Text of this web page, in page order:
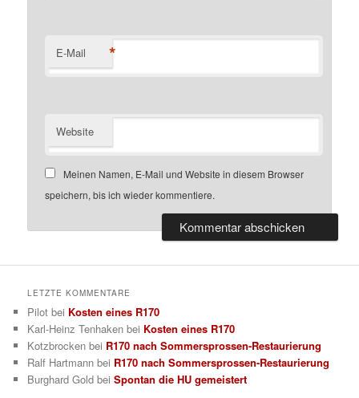
E-Mail *
Website
Meinen Namen, E-Mail und Website in diesem Browser
speichern, bis ich wieder kommentiere.
LETZTE KOMMENTARE
Pilot bei Kosten eines R170
Karl-Heinz Tenhaken bei Kosten eines R170
Kotzbrocken bei R170 nach Sommersprossen-Restaurierung
Ralf Hartmann bei R170 nach Sommersprossen-Restaurierung
Burghard Gold beiSpontan die HU gemeistert